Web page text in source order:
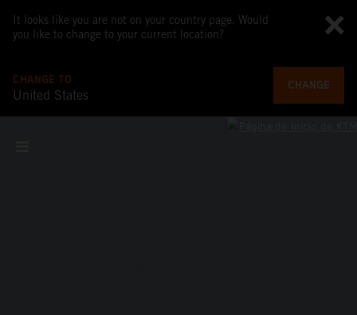
It looks like you are not on your country page. Would
you like to change to your current location?
CHANGE TO
United States
CHANGE